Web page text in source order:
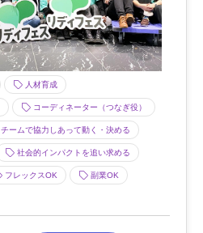
人材育成
コーディネーター（つなぎ役）
チームで協力しあって動く・決める
社会的インパクトを追い求める
フレックスOK 副業OK